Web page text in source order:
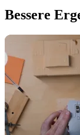
Bessere